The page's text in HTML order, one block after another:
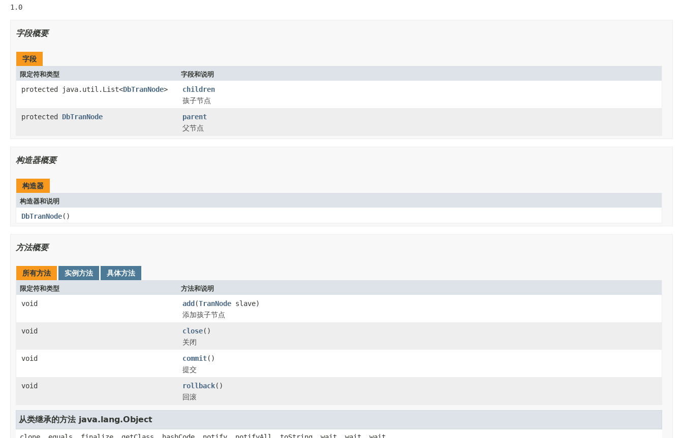
1.0
字段概要
字段
限定符和类型 字段和说明
protected java.util.List<DbTranNode>
children
孩子节点
protected DbTranNode
parent
父节点
构造器概要
构造器
构造器和说明
DbTranNode()
方法概要
所有方法 实例方法 具体方法
限定符和类型 方法和说明
void add(TranNode slave)
添加孩子节点
void
close()
关闭
void
commit()
提交
void
rollback()
回滚
从类继承的方法 java.lang.Object